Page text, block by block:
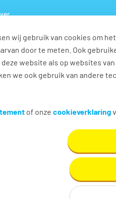
wij gebruik van cookies om
door te meten. Ook
website als op websites
we ook gebruik van andere
of onze cookieverklaring
Vacatures
Manager
voor Manager technische